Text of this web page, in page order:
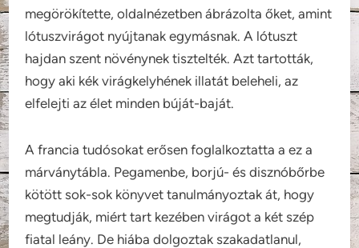
megörökítette, oldalnézetben ábrázolta őket, amint
lótuszvirágot nyújtanak egymásnak. A lótuszt
hajdan szent növénynek tisztelték. Azt tartották,
hogy aki kék virágkelyhének illatát beleheli, az
elfelejti az élet minden búját-baját.
A francia tudósokat erősen foglalkoztatta a ez a
márványtábla. Pegamenbe, borjú- és disznóbőrbe
kötött sok-sok könyvet tanulmányoztak át, hogy
megtudják, miért tart kezében virágot a két szép
fiatal leány. De hiába dolgoztak szakadatlanul,